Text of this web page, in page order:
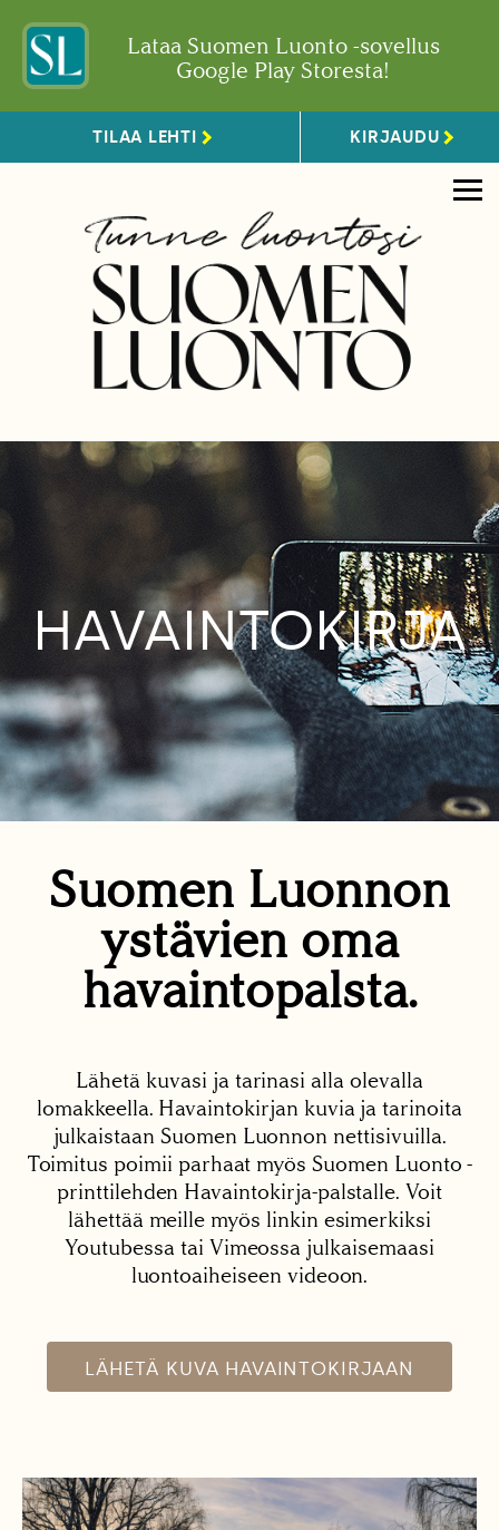
Lataa Suomen Luonto -sovellus
Google Play Storesta!
TILAA LEHTI KIRJAUDU
HAVAINTOKIRJA
Suomen Luonnon
ystävien oma
havaintopalsta.
Lähetä kuvasi ja tarinasi alla olevalla
lomakkeella. Havaintokirjan kuvia ja tarinoita
julkaistaan Suomen Luonnon nettisivuilla.
Toimitus poimii parhaat myös Suomen Luonto -
printtilehden Havaintokirja-palstalle. Voit
lähettää meille myös linkin esimerkiksi
Youtubessa tai Vimeossa julkaisemaasi
luontoaiheiseen videoon.
LÄHETÄ KUVA HAVAINTOKIRJAAN